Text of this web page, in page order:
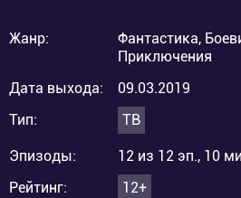
Жанр:
Фантастика,
Приключения
Дата выхода:
09.03.2019
Тип:
ТВ
Эпизоды:
12 из 12 эп., 10
Рейтинг:
12+